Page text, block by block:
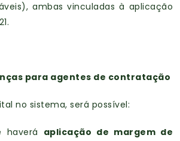
ambas vinculadas à aplicação
para agentes de contratação
no sistema, será possível:
haverá aplicação de margem de